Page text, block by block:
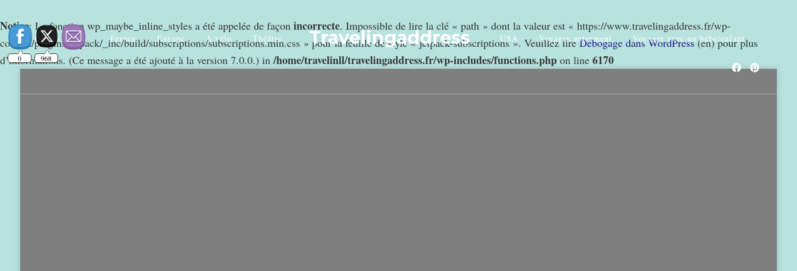
Notice: La fonction wp_maybe_inline_styles a été appelée de façon incorrecte. Impossible de lire la clé « path » dont la valeur est « https://www.travelingaddress.fr/wp-
content/plugins/jetpack/_inc/build/subscriptions/subscriptions.min.css » pour la feuille de style « jetpack-subscriptions ». Veuillez lireDébogage dans WordPress(en) pour plus
d’informations. (Ce message a été ajouté à la version 7.0.0.) in/home/travelinll/travelingaddress.fr/wp-includes/functions.php on line 6170
Rechercher France Europe A vélo Théâtre Travelingaddress USA Voyager autrement Voyager avec un bébé/enfant
0 968